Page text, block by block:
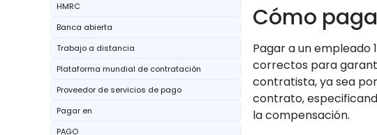
HMRC
Banca abierta
Trabajo a distancia
Plataforma mundial de contratación
Proveedor de servicios de pago
Pagar en
PAGO
Cómo
Pagar a un
correctos para
contratista, ya sea
contrato,
la compensación.